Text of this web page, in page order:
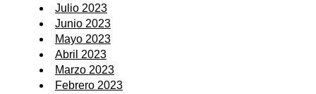
Julio 2023
Junio 2023
Mayo 2023
Abril 2023
Marzo 2023
Febrero 2023